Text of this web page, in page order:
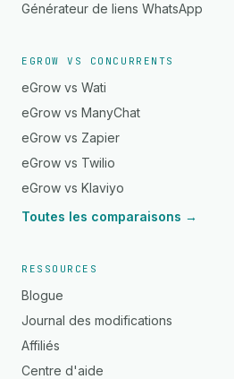
Générateur de liens WhatsApp
EGROW VS CONCURRENTS
eGrow vs Wati
eGrow vs ManyChat
eGrow vs Zapier
eGrow vs Twilio
eGrow vs Klaviyo
Toutes les comparaisons →
RESSOURCES
Blogue
Journal des modifications
Affiliés
Centre d'aide